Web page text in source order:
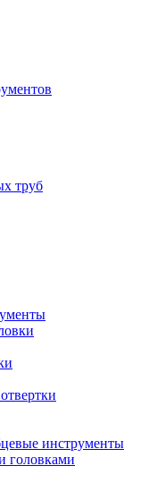
труб
инструменты
головками